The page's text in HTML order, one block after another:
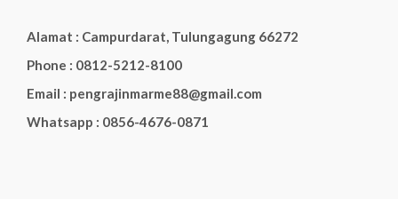
Alamat : Campurdarat, Tulungagung 66272
Phone : 0812-5212-8100
Email : pengrajinmarme88@gmail.com
Whatsapp : 0856-4676-0871